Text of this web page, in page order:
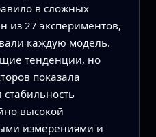
в сложных
из 27 экспериментов,
каждую модель.
тенденции, но
показала
высокой
измерениями и